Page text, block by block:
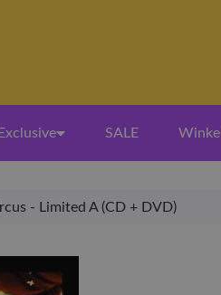
Exclusive SALE Winkel
- Limited A (CD + DVD)